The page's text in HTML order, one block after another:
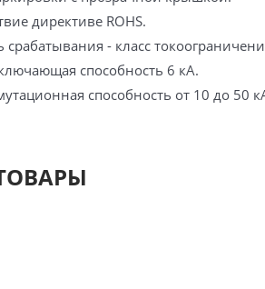
директиве ROHS.
срабатывания - класс
способность 6 кА.
способность от 10 до 50